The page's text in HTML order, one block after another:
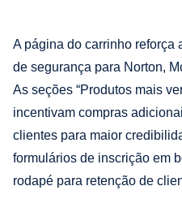
A página do carrinho reforça
de segurança para Norton,
As seções “Produtos mais
incentivam compras
clientes para maior
formulários de inscrição em
rodapé para retenção de